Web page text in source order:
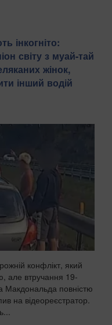
інкогніто:
світу з муай-тай
жінок,
інший водій
конфлікт, який
але втручання 19-
Макдональда повністю
на відеореєстратор.